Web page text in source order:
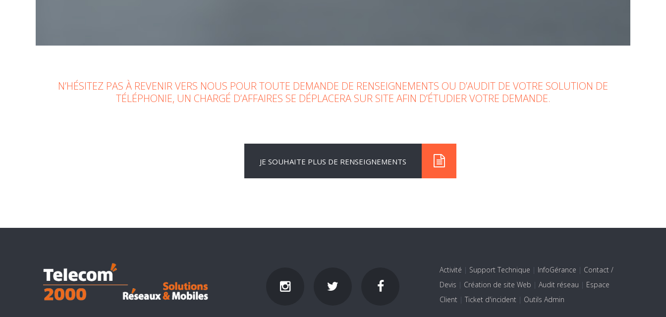
N’HÉSITEZ PAS À REVENIR VERS NOUS POUR TOUTE DEMANDE DE RENSEIGNEMENTS OU D’AUDIT DE VOTRE SOLUTION DE
TÉLÉPHONIE, UN CHARGÉ D’AFFAIRES SE DÉPLACERA SUR SITE AFIN D’ÉTUDIER VOTRE DEMANDE.
JE SOUHAITE PLUS DE RENSEIGNEMENTS
Activité | Support Technique | InfoGérance | Contact /
Devis | Création de site Web | Audit réseau | Espace
Client| Ticket d'incident| Outils Admin